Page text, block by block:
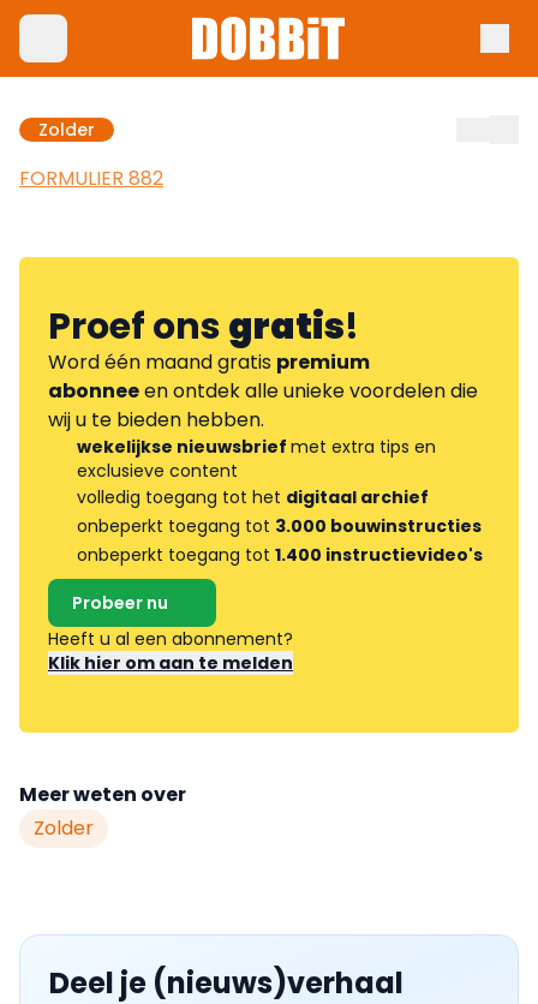
Zolder
FORMULIER 882
Proef onsgratis!
Word één maand gratis premium
abonneeen ontdek alle unieke voordelen die
wij u te bieden hebben.
wekelijkse nieuwsbrief met extra tips en
exclusieve content
volledig toegang tot het digitaal archief
onbeperkt toegang tot 3.000 bouwinstructies
onbeperkt toegang tot 1.400 instructievideo's
Probeer nu
Heeft u al een abonnement?
Klik hier om aan te melden
Meer weten over
Zolder
Deel je (nieuws)verhaal